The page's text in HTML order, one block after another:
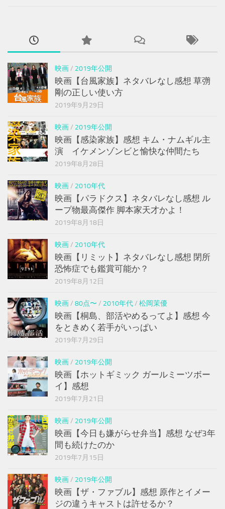
映画/ 2019年公開
映画【台風家族】ネタバレなし感想 草彅
剛の正しい使い方
2019年9月29日
映画/ 2019年公開
映画【感染家族】感想 キム・ナムギル主
演 イケメンゾンビと愉快な仲間たち
2019年8月28日
映画/ 2010年代
映画【パラドクス】ネタバレなし感想 ル
ープ物最高傑作 脚本家天才かよ！
2019年8月18日
映画/ 2010年代
映画【リミット】ネタバレなし感想 閉所
恐怖症でも鑑賞可能か？
2019年8月12日
映画/ 80点〜 / 2010年代/ 松岡茉優
映画【桐島、部活やめるってよ】感想 今
をときめく若手がいっぱい
2019年7月29日
映画/ 2019年公開
映画【ホットギミック ガールミーツボー
イ】感想
2019年7月21日
映画/ 2019年公開
映画【今日も嫌がらせ弁当】感想 なぜ3年
間も続けたのか
2019年7月15日
映画/ 2019年公開
映画【ザ・ファブル】感想 原作とイメー
ジの違うキャストは許せるか？